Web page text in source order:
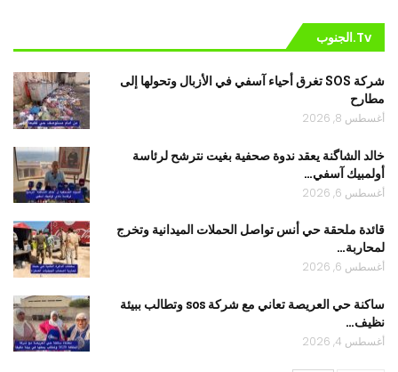
Tv.الجنوب
شركة SOS تغرق أحياء آسفي في الأزبال وتحولها إلى
مطارح
أغسطس 8, 2026
خالد الشاگنة يعقد ندوة صحفية بغيت نترشح لرئاسة
أولمبيك آسفي…
أغسطس 6, 2026
قائدة ملحقة حي أنس تواصل الحملات الميدانية وتخرج
لمحاربة…
أغسطس 6, 2026
ساكنة حي العريصة تعاني مع شركة sos وتطالب ببيئة
نظيف…
أغسطس 4, 2026